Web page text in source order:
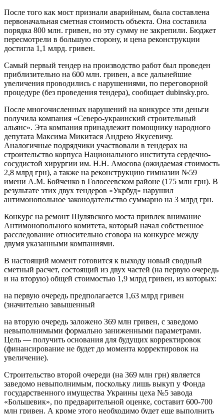
После того как мост признали аварийным, была составлена
первоначальная сметная стоимость объекта. Она составила
порядка 800 млн. гривен, но эту сумму не закрепили. Бюджет
пересмотрели в большую сторону, и цена реконструкции
достигла 1,1 млрд. гривен.
Самый первый тендер на производство работ был проведен
приблизительно на 600 млн. гривен, а все дальнейшие
увеличения проводились с нарушениями, по переговорной
процедуре (без проведения тендера), сообщает dubinsky.pro.
После многочисленных нарушений на конкурсе эти деньги
получила компания «Северо-украинский строительный
альянс». Эта компания принадлежит помощнику народного
депутата Максима Микитася Андрею Якусевичу.
Аналогичные подрядчики участвовали в тендерах на
строительство корпуса Национального института сердечно-
сосудистой хирургии им. Н.Н. Амосова (ожидаемая стоимость
2,8 млрд грн), а также на реконструкцию гимназии №59
имени А.М. Бойченко в Голосеевском районе (175 млн грн). В
результате этих двух тендеров «Укрбуд» нарушил
антимонопольное законодательство суммарно на 3 млрд грн.
Конкурс на ремонт Шулявского моста привлек внимание
Антимонопольного комитета, который начал собственное
расследование относительно сговора на конкурсе между
двумя указанными компаниями.
В настоящий момент готовится к выходу новый сводный
сметный расчет, состоящий из двух частей (на первую очередь
и на вторую) общей стоимостью 1,9 млрд гривен, из которых:
на первую очередь предполагается 1,63 млрд гривен
(значительно завышенный
на вторую очередь заложено 369 млн гривен, с заведомо
невыполнимыми формально заниженными параметрами.
Цель — получить основания для будущих корректировок
(финансирование не будет до момента корректировок на
увеличение).
Строительство второй очереди (на 369 млн грн) является
заведомо невыполнимым, поскольку лишь выкуп у Фонда
государственного имущества Украины цеха №5 завода
«Большевик», по предварительной оценке, составит 600-700
млн гривен. А кроме этого необходимо будет еще выполнить